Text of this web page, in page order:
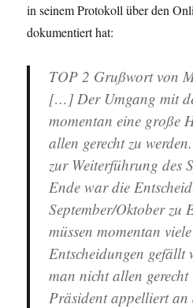
in seinem Protokoll über den
dokumentiert hat:
TOP 2 Grußwort von
[…] Der Umgang mit
momentan eine große
allen gerecht zu
zur Weiterführung des
Ende war die
September/Oktober zu
müssen momentan
Entscheidungen gefällt
man nicht allen
Präsident appelliert